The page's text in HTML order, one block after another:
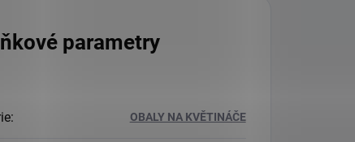
parametry
: OBALY NA KVĚTINÁČE